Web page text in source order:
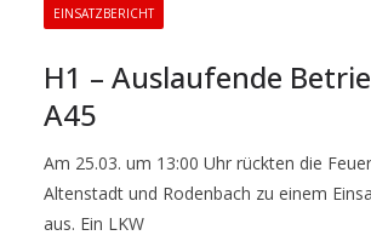
EINSATZBERICHT
H1 – Auslaufende
A45
Am 25.03. um 13:00 Uhr rückten die
Altenstadt und Rodenbach zu einem
aus. Ein LKW